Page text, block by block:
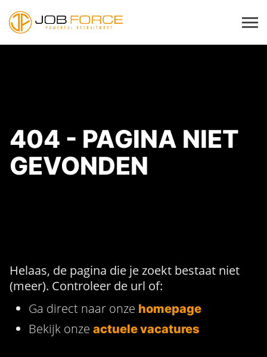
404 - PAGINA NIET
GEVONDEN
Helaas, de pagina die je zoekt bestaat niet
(meer). Controleer de url of:
Ga direct naar onze homepage
Bekijk onze actuele vacatures